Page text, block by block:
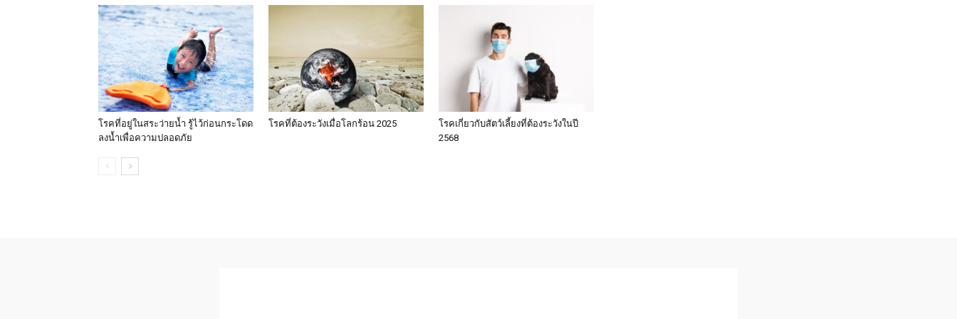
โรคที่อยู่ในสระว่ายน้ำ รู้ไว้ก่อนกระโดด
ลงน้ำเพื่อความปลอดภัย
โรคที่ต้องระวังเมื่อโลกร้อน 2025
โรคเกี่ยวกับสัตว์เลี้ยงที่ต้องระวังในปี
2568